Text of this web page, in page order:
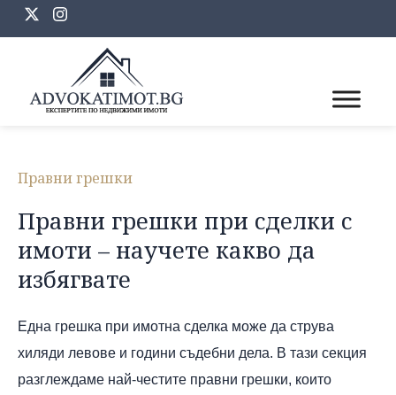
Skip
to
Правни грешки
Правни грешки при сделки с
имоти – научете какво да
избягвате
Една грешка при имотна сделка може да струва
хиляди левове и години съдебни дела. В тази секция
разглеждаме най-честите правни грешки, които